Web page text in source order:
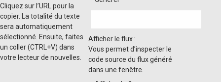
Cliquez sur l’URL pour la
copier. La totalité du texte
sera automatiquement
sélectionné. Ensuite, faites
un coller (CTRL+V) dans
votre lecteur de nouvelles.
Afficher le flux :
Vous permet d’inspecter le
code source du flux généré
dans une fenêtre.